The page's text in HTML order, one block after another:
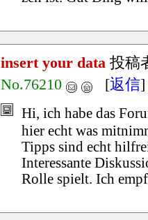
insert your data 投稿
No.76210
[返信]
Hi, ich habe das
hier echt was
Tipps sind echt
Interessante
Rolle spielt. Ich